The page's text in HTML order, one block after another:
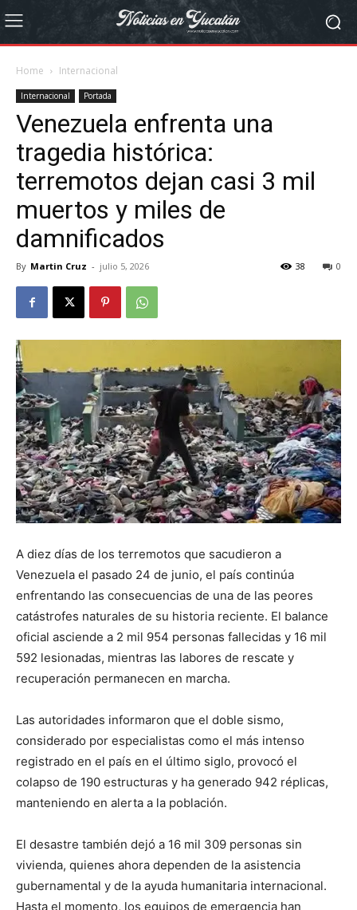
Home Internacional
Internacional Portada
Venezuela enfrenta una
tragedia histórica:
terremotos dejan casi 3 mil
muertos y miles de
damnificados
By Martin Cruz - julio 5, 2026 0
38
A diez días de los terremotos que sacudieron a
Venezuela el pasado 24 de junio, el país continúa
enfrentando las consecuencias de una de las peores
catástrofes naturales de su historia reciente. El balance
oficial asciende a 2 mil 954 personas fallecidas y 16 mil
592 lesionadas, mientras las labores de rescate y
recuperación permanecen en marcha.
Las autoridades informaron que el doble sismo,
considerado por especialistas como el más intenso
registrado en el país en el último siglo, provocó el
colapso de 190 estructuras y ha generado 942 réplicas,
manteniendo en alerta a la población.
El desastre también dejó a 16 mil 309 personas sin
vivienda, quienes ahora dependen de la asistencia
gubernamental y de la ayuda humanitaria internacional.
Hasta el momento, los equipos de emergencia han